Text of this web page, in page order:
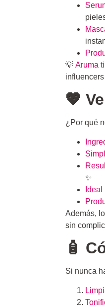
💡 Aruma
💖
¿Por qué
✨
Además,
sin
🧴
Si nunca